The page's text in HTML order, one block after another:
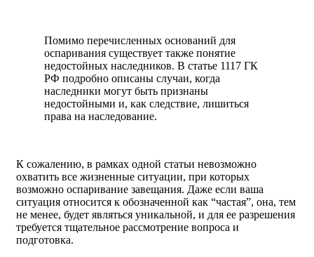
Помимо перечисленных оснований для
оспаривания существует также понятие
недостойных наследников. В статье 1117 ГК
РФ подробно описаны случаи, когда
наследники могут быть признаны
недостойными и, как следствие, лишиться
права на наследование.
К сожалению, в рамках одной статьи невозможно
охватить все жизненные ситуации, при которых
возможно оспаривание завещания. Даже если ваша
ситуация относится к обозначенной как “частая”, она, тем
не менее, будет являться уникальной, и для ее разрешения
требуется тщательное рассмотрение вопроса и
подготовка.